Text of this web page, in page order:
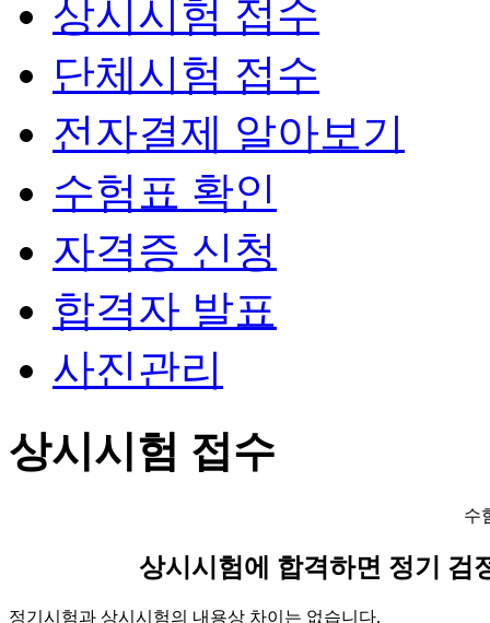
상시시험 접수
단체시험 접수
전자결제 알아보기
수험표 확인
자격증 신청
합격자 발표
사진관리
상시시험 접수
수
상시시험에 합격하면 정기 검
정기시험과 상시시험의 내용상 차이는 없습니다.